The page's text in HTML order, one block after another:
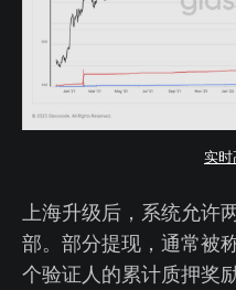
实时
上海升级后，系统允许
部。部分提现，通常被
个验证人的累计质押奖